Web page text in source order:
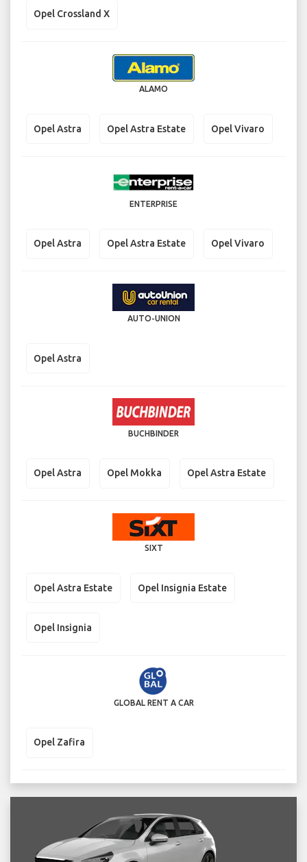
Opel Crossland X
ALAMO
Opel Astra Opel Astra Estate Opel Vivaro
ENTERPRISE
Opel Astra Opel Astra Estate Opel Vivaro
AUTO-UNION
Opel Astra
BUCHBINDER
Opel Astra Opel Mokka Opel Astra Estate
SIXT
Opel Astra Estate Opel Insignia Estate
Opel Insignia
GLOBAL RENT A CAR
Opel Zafira